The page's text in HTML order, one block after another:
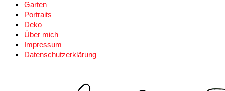
Garten
Portraits
Deko
Über mich
Impressum
Datenschutzerklärung